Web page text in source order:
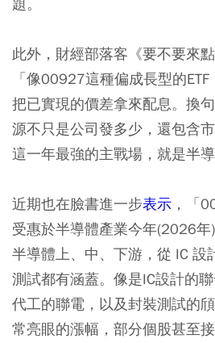
此外，財經部落客《要不要來
「像00927這種偏成長型的
把已實現的價差拿來配息。換
源不只是公司發多少，還包含
這一年最強的主戰場，就是半導
近期也在臉書進一步表示 ，「
受惠於半導體產業今年(2026
半導體上、中、下游，從 IC 設
測試都有涵蓋。像是IC設計的
代工的聯電，以及封裝測試的
常亮眼的漲幅，部分個股甚至